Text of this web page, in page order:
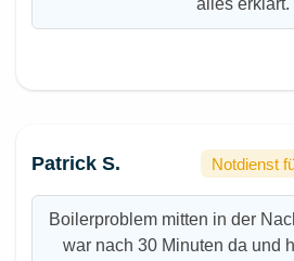
alles erklärt.
Patrick S. Notdienst
Boilerproblem mitten in der
war nach 30 Minuten da und